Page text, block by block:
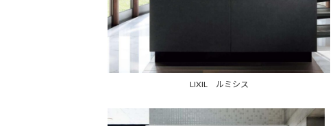
LIXIL ルミシス